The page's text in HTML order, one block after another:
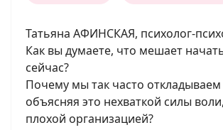
Татьяна АФИНСКАЯ, психолог-
Как вы думаете, что мешает
сейчас?
Почему мы так часто откладываем
объясняя это нехваткой силы
плохой организацией?